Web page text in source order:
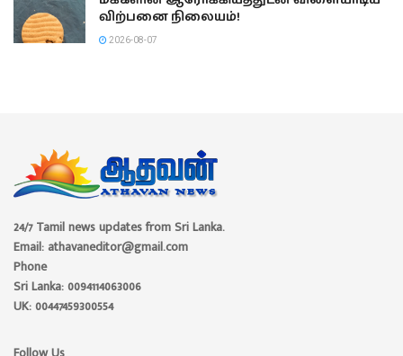
விற்பனை நிலையம்!
2026-08-07
24/7 Tamil news updates from Sri Lanka.
Email: athavaneditor@gmail.com
Phone
Sri Lanka: 0094114063006
UK: 00447459300554